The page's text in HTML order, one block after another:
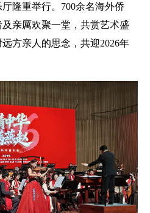
隆重举行。700余名海外侨
亲厲欢聚一堂，共赏艺术盛
方亲人的思念，共迎2026年